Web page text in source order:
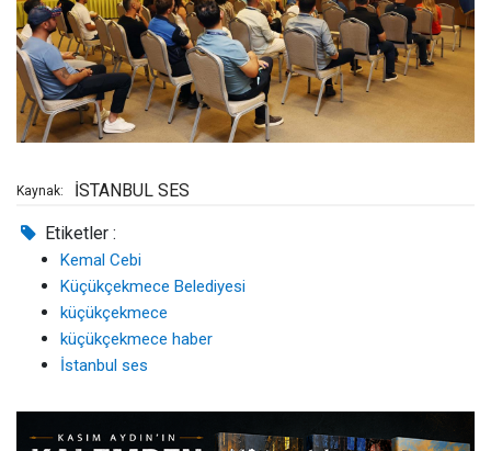
Kaynak: İSTANBUL SES
Etiketler :
Kemal Cebi
Küçükçekmece Belediyesi
küçükçekmece
küçükçekmece haber
İstanbul ses